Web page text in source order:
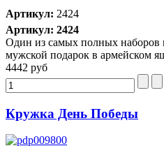
Артикул: 2424
Артикул: 2424
Один из самых полных наборов
мужской подарок в армейском
4442 руб
Кружка День Победы